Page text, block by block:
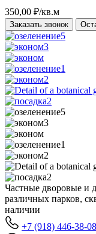
350,00 ₽/кв.м
Заказать звонок
Частные дворовые и
различных парков,
наличии
+7 (918) 446-38-08